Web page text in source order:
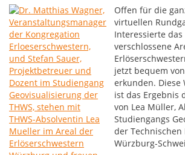
Offen für die
virtuellen
Interessierte das
verschlossene
jetzt bequem
erkunden. Diese
ist das Ergebnis
von Lea Müller,
Studiengangs
der Technischen
Würzburg-